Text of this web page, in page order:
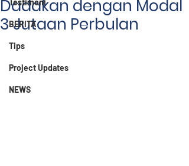
Testimoni
BERITA
Tips
Project Updates
NEWS
Dadakan dengan Modal
3 Jutaan Perbulan